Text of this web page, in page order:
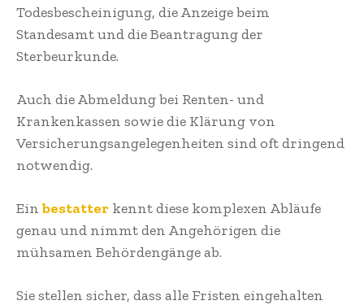
Todesbescheinigung, die Anzeige beim
Standesamt und die Beantragung der
Sterbeurkunde.
Auch die Abmeldung bei Renten- und
Krankenkassen sowie die Klärung von
Versicherungsangelegenheiten sind oft dringend
notwendig.
Einbestatter kennt diese komplexen Abläufe
genau und nimmt den Angehörigen die
mühsamen Behördengänge ab.
Sie stellen sicher, dass alle Fristen eingehalten